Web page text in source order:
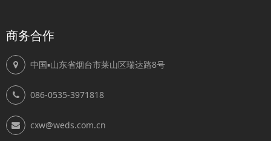
商务合作
中国▪山东省烟台市莱山区瑞达路8号
086-0535-3971818
cxw@weds.com.cn